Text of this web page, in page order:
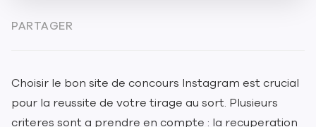
PARTAGER
Choisir le bon site de concours Instagram est crucial
pour la reussite de votre tirage au sort. Plusieurs
criteres sont a prendre en compte : la recuperation